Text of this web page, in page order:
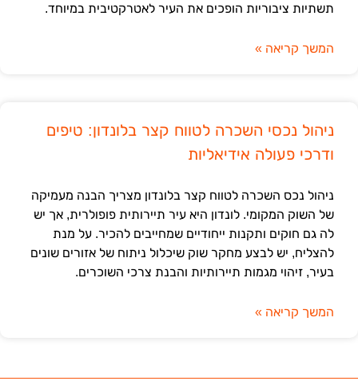
תשתיות ציבוריות הופכים את העיר לאטרקטיבית במיוחד.
המשך קריאה »
ניהול נכסי השכרה לטווח קצר בלונדון: טיפים
ודרכי פעולה אידיאליות
ניהול נכס השכרה לטווח קצר בלונדון מצריך הבנה מעמיקה
של השוק המקומי. לונדון היא עיר תיירותית פופולרית, אך יש
לה גם חוקים ותקנות ייחודיים שמחייבים להכיר. על מנת
להצליח, יש לבצע מחקר שוק שיכלול ניתוח של אזורים שונים
בעיר, זיהוי מגמות תיירותיות והבנת צרכי השוכרים.
המשך קריאה »